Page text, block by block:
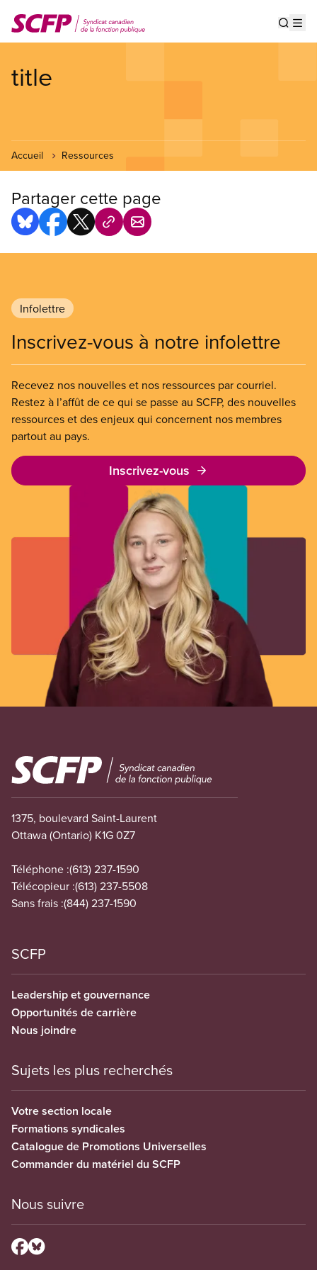
au
contenu
title
Accueil Ressources
Partager cette page
Infolettre
Inscrivez-vous à notre infolettre
Recevez nos nouvelles et nos ressources par courriel.
Restez à l’affût de ce qui se passe au SCFP, des nouvelles
ressources et des enjeux qui concernent nos membres
partout au pays.
Inscrivez-vous
Image
1375, boulevard Saint-Laurent
Ottawa (Ontario) K1G 0Z7
Téléphone :(613) 237-1590
Télécopieur :(613) 237-5508
Sans frais :(844) 237-1590
SCFP
Leadership et gouvernance
Opportunités de carrière
Nous joindre
Sujets les plus recherchés
Votre section locale
Formations syndicales
Catalogue de Promotions Universelles
Commander du matériel du SCFP
Nous suivre